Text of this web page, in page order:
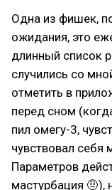
Одна из фишек,
ожидания, это
длинный список
случились со
отметить в
перед сном
пил омегу-3,
чувствовал себя
Параметров
мастурбация